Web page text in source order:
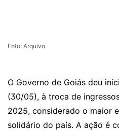
Foto: Arquivo
O Governo de Goiás deu
(30/05), à troca de
2025, considerado o maior
solidário do país. A ação é